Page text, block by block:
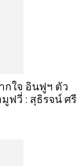
กใจ อินฟูฯ ตัว
ฟวี่ : สุธิรจน์ ศรี